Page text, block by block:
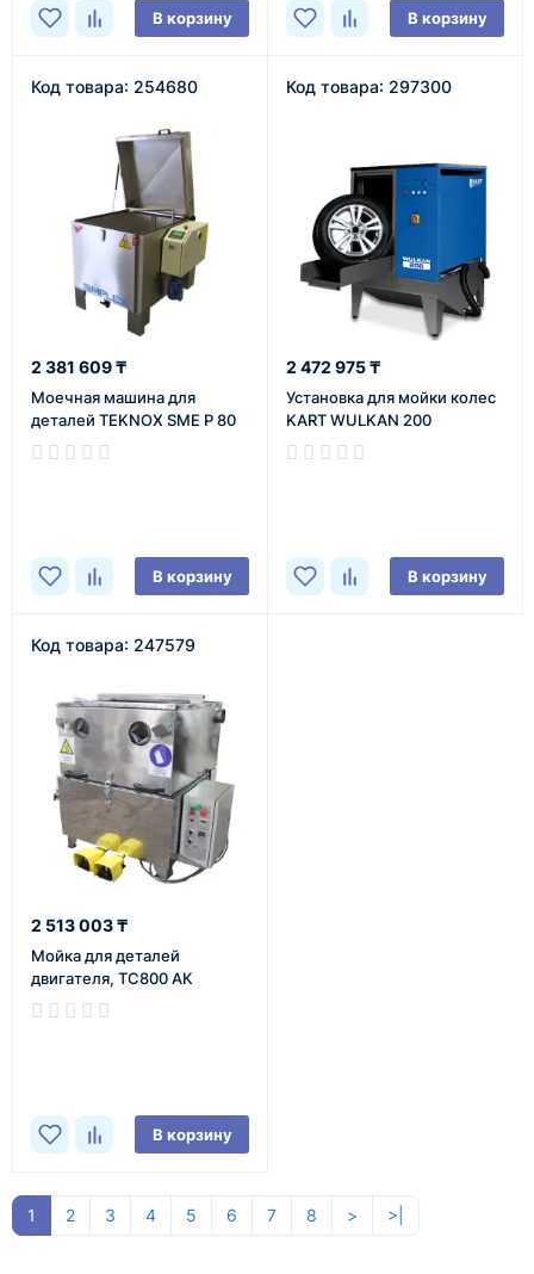
В корзину В корзину
Код товара: 254680
2 381 609 ₸
Моечная машина для
деталей TEKNOX SME P 80
В корзину
Код товара: 297300
2 472 975 ₸
Установка для мойки колес
KART WULKAN 200
В корзину
Код товара: 247579
2 513 003 ₸
Мойка для деталей
двигателя, ТС800 АК
В корзину
1 2 3 4 5 6 7 8 > >|